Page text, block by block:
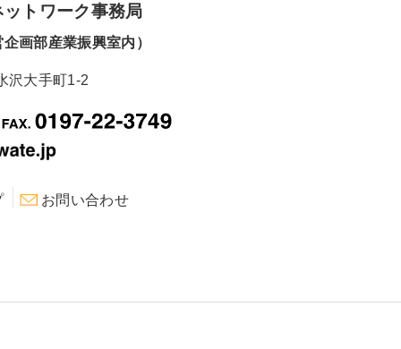
トワーク事務局
画部産業振興室内）
沢大手町1-2
お問い合わせ